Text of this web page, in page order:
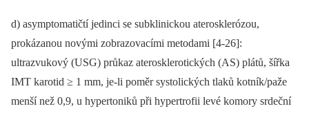
d) asymptomatičtí jedinci se subklinickou aterosklerózou,
prokázanou novými zobrazovacími metodami [4-26]:
ultrazvukový (USG) průkaz aterosklerotických (AS) plátů, šířka
IMT karotid ≥ 1 mm, je-li poměr systolických tlaků kotník/paže
menší než 0,9, u hypertoniků při hypertrofii levé komory srdeční